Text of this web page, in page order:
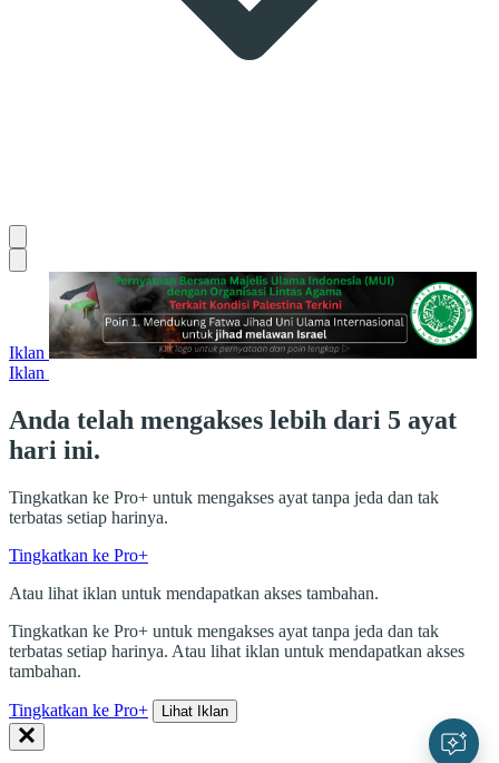
Iklan
Iklan
Anda telah mengakses lebih dari 5 ayat
hari ini.
Tingkatkan ke Pro+ untuk mengakses ayat tanpa jeda dan tak
terbatas setiap harinya.
Tingkatkan ke Pro+
Atau lihat iklan untuk mendapatkan akses tambahan.
Tingkatkan ke Pro+ untuk mengakses ayat tanpa jeda dan tak
terbatas setiap harinya. Atau lihat iklan untuk mendapatkan akses
tambahan.
Tingkatkan ke Pro+ Lihat Iklan